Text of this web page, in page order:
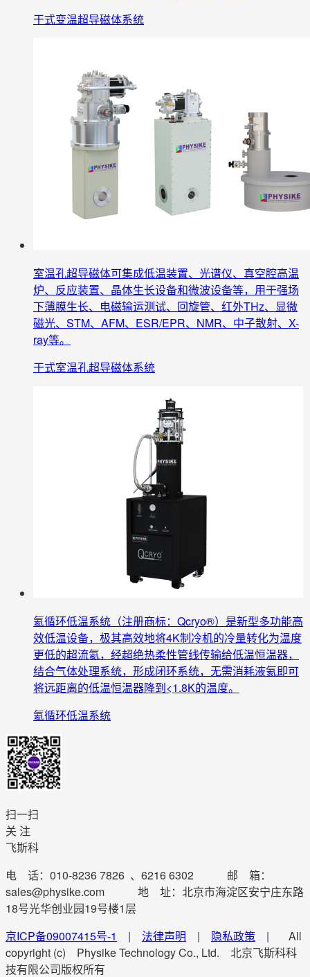
干式变温超导磁体系统
室温孔超导磁体可集成低温装置、光谱仪、真空腔高温
炉、反应装置、晶体生长设备和微波设备等，用于强场
下薄膜生长、电磁输运测试、回旋管、红外THz、显微
磁光、STM、AFM、ESR/EPR、NMR、中子散射、X-
ray等。
干式室温孔超导磁体系统
氦循环低温系统（注册商标：Qcryo®）是新型多功能高
效低温设备，极其高效地将4K制冷机的冷量转化为温度
更低的超流氦，经超绝热柔性管线传输给低温恒温器，
结合气体处理系统，形成闭环系统，无需消耗液氦即可
将远距离的低温恒温器降到<1.8K的温度。
氦循环低温系统
扫一扫
关 注
飞斯科
电 话：010-8236 7826 、6216 6302 邮 箱：
sales@physike.com 地 址：北京市海淀区安宁庄东路
18号光华创业园19号楼1层
京ICP备09007415号-1
| 法律声明 | 隐私政策 | All
copyright (c) Physike Technology Co., Ltd. 北京飞斯科科
技有限公司版权所有